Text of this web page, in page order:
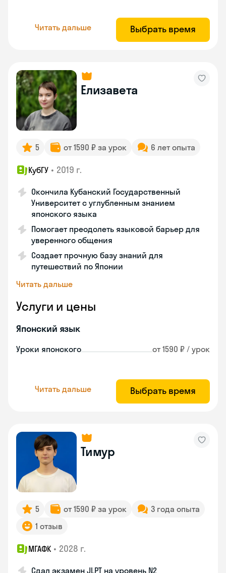
Читать дальше Выбрать время
Елизавета
5 от 1590 ₽ за урок 6 лет опыта
КубГУ • 2019 г.
Окончила Кубанский Государственный
Университет с углубленным знанием
японского языка
Помогает преодолеть языковой барьер для
уверенного общения
Создает прочную базу знаний для
путешествий по Японии
Читать дальше
Услуги и цены
Японский язык
Уроки японского от 1590 ₽ / урок
Читать дальше Выбрать время
Тимур
5 от 1590 ₽ за урок
3 года опыта
1 отзыв
МГАФК • 2028 г.
Сдал экзамен JLPT на уровень N2